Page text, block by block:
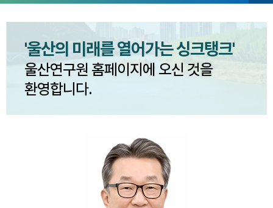
'울산의 미래를 열어가는 싱크탱크'
울산연구원 홈페이지에 오신 것을
환영합니다.